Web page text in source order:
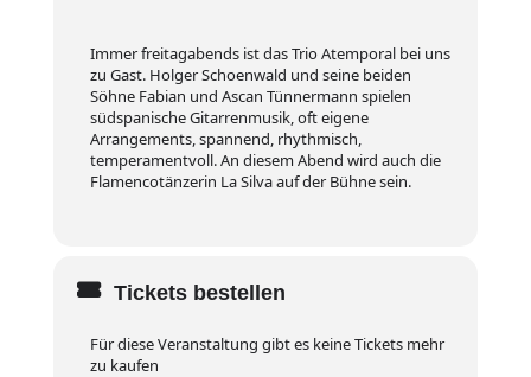
Immer freitagabends ist das Trio Atemporal bei uns
zu Gast. Holger Schoenwald und seine beiden
Söhne Fabian und Ascan Tünnermann spielen
südspanische Gitarrenmusik, oft eigene
Arrangements, spannend, rhythmisch,
temperamentvoll. An diesem Abend wird auch die
Flamencotänzerin La Silva auf der Bühne sein.
Tickets bestellen
Für diese Veranstaltung gibt es keine Tickets mehr
zu kaufen